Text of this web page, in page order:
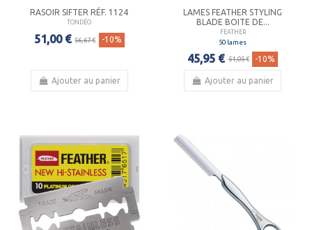
RASOIR SIFTER RÉF. 1124
TONDÉO
51,00 € 56,67 € -10%
Ajouter au panier
LAMES FEATHER STYLING
BLADE BOITE DE...
FEATHER
50 lames
45,95 € 51,05 € -10%
Ajouter au panier